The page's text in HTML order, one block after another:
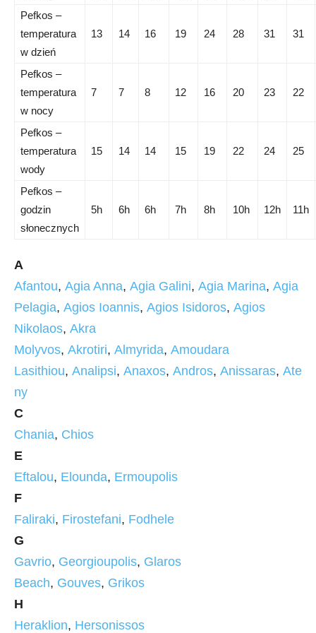
Pefkos –
temperatura
w dzień
13 14 16 19 24 28 31 31
Pefkos –
temperatura
w nocy
7 7 8 12 16 20 23 22
Pefkos –
temperatura
wody
15 14 14 15 19 22 24 25
Pefkos –
godzin
słonecznych
5h 6h 6h 7h 8h 10h 12h 11h
A
Afantou, Agia Anna, Agia Galini, Agia Marina, Agia
Pelagia, Agios Ioannis, Agios Isidoros, Agios
Nikolaos, Akra
Molyvos, Akrotiri, Almyrida, Amoudara
Lasithiou, Analipsi, Anaxos, Andros, Anissaras, Ate
ny
C
Chania, Chios
E
Eftalou, Elounda, Ermoupolis
F
Faliraki, Firostefani, Fodhele
G
Gavrio, Georgioupolis, Glaros
Beach, Gouves, Grikos
H
Heraklion, Hersonissos